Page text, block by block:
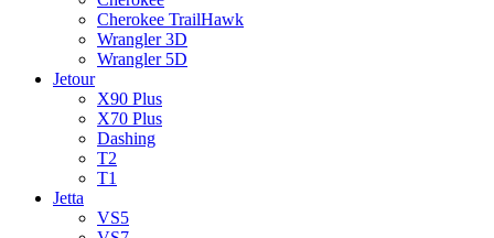
Cherokee TrailHawk
Wrangler 3D
Wrangler 5D
Jetour
X90 Plus
X70 Plus
Dashing
T2
T1
Jetta
VS5